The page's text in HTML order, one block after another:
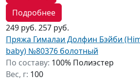
Подробнее
249 руб. 257 руб.
Пряжа Гималаи Долфин Бэйби
baby) №80376 болотный
По составу: 100% Полиэстер
Вес, г: 100